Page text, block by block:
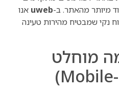
uweb אנו
נקי שמבטיח מהירות טעינה
מוחלט